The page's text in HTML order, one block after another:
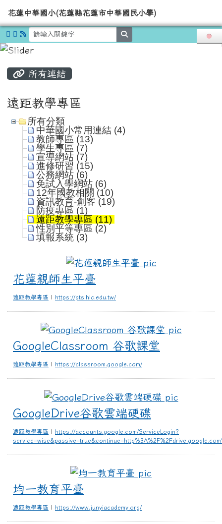
花蓮中華國小(花蓮縣花蓮市中華
導覽列
花蓮中華國小(花蓮縣花蓮市中華國民小學)
所有連結
遠距教學專區
所有分類
中華國小常用連結 (4)
教師專區 (13)
學生專區 (7)
宣導網站 (7)
進修研習 (15)
公務網站 (6)
免試入學網站 (6)
12年國教相關 (10)
資訊教育-創客 (19)
防疫專區 (1)
遠距教學專區 (11)
性別平等專區 (2)
填報系統 (3)
花蓮親師生平臺
花蓮親師生平臺
遠距教學專區 | https://pts.hlc.edu.tw/
GoogleClassroom 谷歌課堂
遠距教學專區 | https://classroom.google.com/
GoogleDrive谷歌雲端硬碟
遠距教學專區 | https://accounts.google.com/ServiceLogin?
均一教育平臺
遠距教學專區 | https://www.junyiacademy.org/